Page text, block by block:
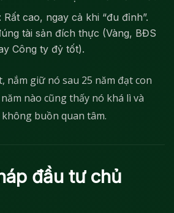
Rất cao, ngay cả khi “đu đỉnh”.
tài sản đích thực (Vàng, BĐS
Công ty đỷ tốt).
nắm giữ nó sau 25 năm đạt con
nào cũng thấy nó khá lì và
buồn quan tâm.
đầu tư chủ